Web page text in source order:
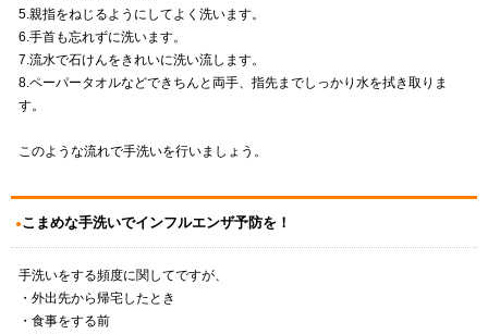
5.親指をねじるようにしてよく洗います。
6.手首も忘れずに洗います。
7.流水で石けんをきれいに洗い流します。
8.ペーパータオルなどできちんと両手、指先までしっかり水を拭き取りま
す。
このような流れで手洗いを行いましょう。
こまめな手洗いでインフルエンザ予防を！
手洗いをする頻度に関してですが、
・外出先から帰宅したとき
・食事をする前